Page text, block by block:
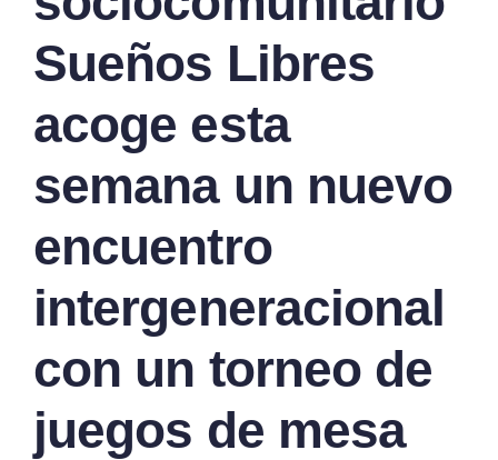
Sueños Libres
acoge esta
semana un nuevo
encuentro
intergeneracional
con un torneo de
juegos de mesa